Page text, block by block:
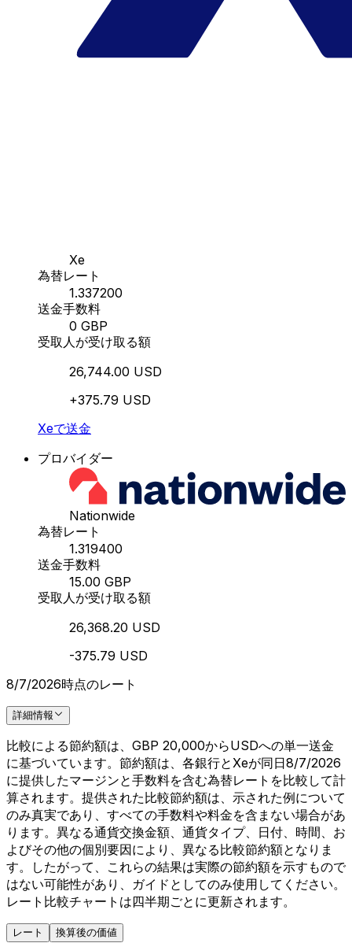
Xe
為替レート
1.337200
送金手数料
0 GBP
受取人が受け取る額
26,744.00 USD
+375.79 USD
Xeで送金
プロバイダー
Nationwide
為替レート
1.319400
送金手数料
15.00 GBP
受取人が受け取る額
26,368.20 USD
-375.79 USD
8/7/2026時点のレート
詳細情報
比較による節約額は、GBP 20,000からUSDへの単一送金
に基づいています。節約額は、各銀行とXeが同日8/7/2026
に提供したマージンと手数料を含む為替レートを比較して計
算されます。提供された比較節約額は、示された例について
のみ真実であり、すべての手数料や料金を含まない場合があ
ります。異なる通貨交換金額、通貨タイプ、日付、時間、お
よびその他の個別要因により、異なる比較節約額となりま
す。したがって、これらの結果は実際の節約額を示すもので
はない可能性があり、ガイドとしてのみ使用してください。
レート比較チャートは四半期ごとに更新されます。
レート 換算後の価値